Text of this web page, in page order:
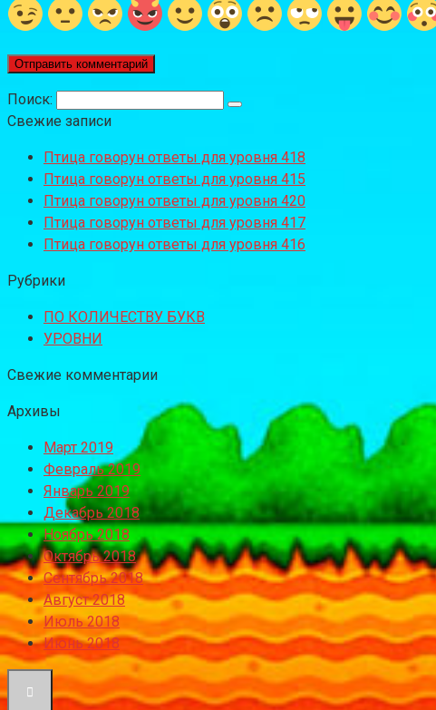
Поиск:
Свежие записи
Птица говорун ответы для уровня 418
Птица говорун ответы для уровня 415
Птица говорун ответы для уровня 420
Птица говорун ответы для уровня 417
Птица говорун ответы для уровня 416
Рубрики
ПО КОЛИЧЕСТВУ БУКВ
УРОВНИ
Свежие комментарии
Архивы
Март 2019
Февраль 2019
Январь 2019
Декабрь 2018
Ноябрь 2018
Октябрь 2018
Сентябрь 2018
Август 2018
Июль 2018
Июнь 2018